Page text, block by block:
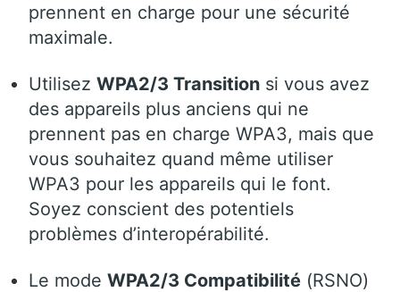
prennent en charge pour une sécurité
maximale.
Utilisez WPA2/3 Transition si vous avez
des appareils plus anciens qui ne
prennent pas en charge WPA3, mais que
vous souhaitez quand même utiliser
WPA3 pour les appareils qui le font.
Soyez conscient des potentiels
problèmes d’interopérabilité.
Le mode WPA2/3 Compatibilité (RSNO)